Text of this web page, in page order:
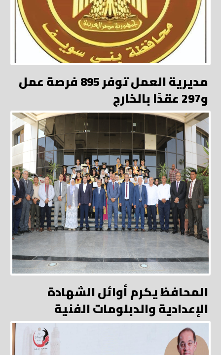
مديرية العمل توفر 895 فرصة عمل
و297 عقدًا بالخارج
المحافظ يكرم أوائل الشهادة
الإعدادية والدبلومات الفنية